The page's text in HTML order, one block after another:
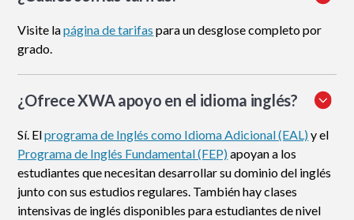
Visite lapágina de tarifas para un desglose completo por
grado.
¿Ofrece XWA apoyo en el idioma inglés?
Sí. Elprograma de Inglés como Idioma Adicional (EAL)y el
Programa de Inglés Fundamental (FEP)apoyan a los
estudiantes que necesitan desarrollar su dominio del inglés
junto con sus estudios regulares. También hay clases
intensivas de inglés disponibles para estudiantes de nivel